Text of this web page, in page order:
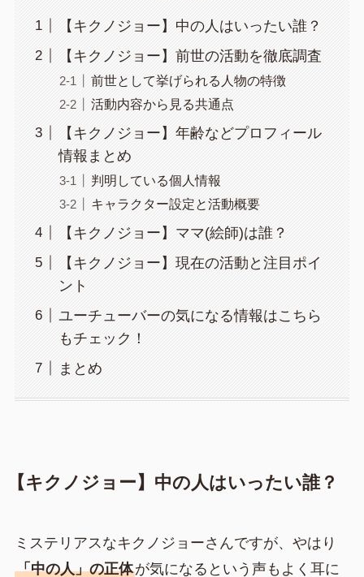
【キクノジョー】中の人はいったい誰？
【キクノジョー】前世の活動を徹底調査
前世として挙げられる人物の特徴
活動内容から見る共通点
【キクノジョー】年齢などプロフィール
情報まとめ
判明している個人情報
キャラクター設定と活動概要
【キクノジョー】ママ(絵師)は誰？
【キクノジョー】現在の活動と注目ポイ
ント
ユーチューバーの気になる情報はこちら
もチェック！
まとめ
【キクノジョー】中の人はいったい誰？
ミステリアスなキクノジョーさんですが、やはり
「中の人」の正体が気になるという声もよく耳に